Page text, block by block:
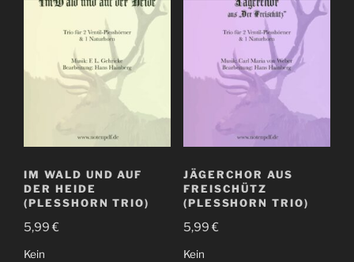
IM WALD UND AUF
DER HEIDE
(PLESSHORN TRIO)
5,99€
Kein
JÄGERCHOR AUS
FREISCHÜTZ
(PLESSHORN TRIO)
5,99€
Kein